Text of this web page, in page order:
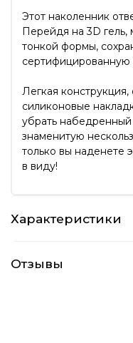
Этот наколенник
Перейдя на 3D гель,
тонкой формы,
сертифицированную
Легкая
силиконовые
убрать набедренный
знаменитую
только вы наденете
в виду!
Характеристики
Отзывы